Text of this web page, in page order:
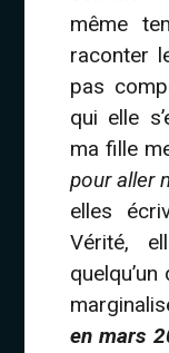
même
raconter
pas
qui elle
ma fille
pour aller
elles
Vérité,
en mars